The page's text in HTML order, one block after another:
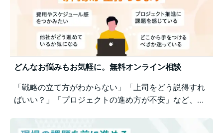
どんなお悩みもお気軽に。無料オンライン相談
「戦略の立て方がわからない」「上司をどう説得すれ
ばいい？」「プロジェクトの進め方が不安」など、業